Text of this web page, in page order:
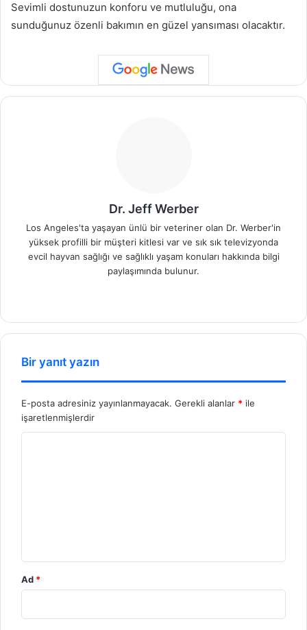
Sevimli dostunuzun konforu ve mutluluğu, ona
sunduğunuz özenli bakımın en güzel yansıması olacaktır.
Dr. Jeff Werber
Los Angeles'ta yaşayan ünlü bir veteriner olan Dr. Werber'in
yüksek profilli bir müşteri kitlesi var ve sık sık televizyonda
evcil hayvan sağlığı ve sağlıklı yaşam konuları hakkında bilgi
paylaşımında bulunur.
sit
Bir yanıt yazın
E-posta adresiniz yayınlanmayacak. Gerekli alanlar * ile
işaretlenmişlerdir
Ad *